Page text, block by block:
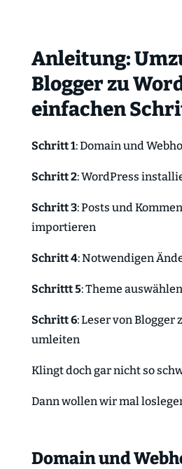
Anleitung:
Blogger zu
einfachen
Schritt 1: Domain und
Schritt 2: WordPress
Schritt 3: Posts und
importieren
Schritt 4: Notwendigen
Schrittt 5: Theme auswählen
Schritt 6: Leser von Blogger
umleiten
Klingt doch gar nicht so
Dann wollen wir mal
Domain und